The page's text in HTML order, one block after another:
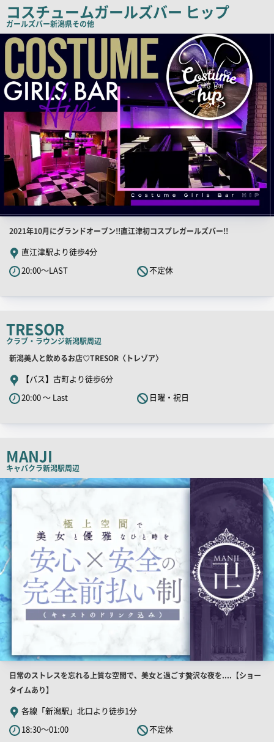
コ
ピ
ー
コスチュームガールズバー ヒップ
ガールズバー新潟県その他
店
舗
像
店
舗
PR
キ
コ
ピ
ー
2021年10月にグランドオープン!!直江津初コスプレガールズバー!!
直江津駅より徒歩4分
20:00～LAST
不定休
TRESOR
クラブ・ラウンジ新潟駅周辺
店
舗
PR
キ
コ
ピ
ー
新潟美人と飲めるお店♡TRESOR〈トレゾア〉
【バス】古町より徒歩6分
20:00 ～ Last
日曜・祝日
MANJI
キャバクラ新潟駅周辺
店
舗
PR
画
店
舗
PR
キ
ャ
日常のストレスを忘れる上質な空間で、美女と過ごす贅沢な夜を....【ショー
タイムあり】
各線「新潟駅」北口より徒歩1分
18:30～01:00
不定休